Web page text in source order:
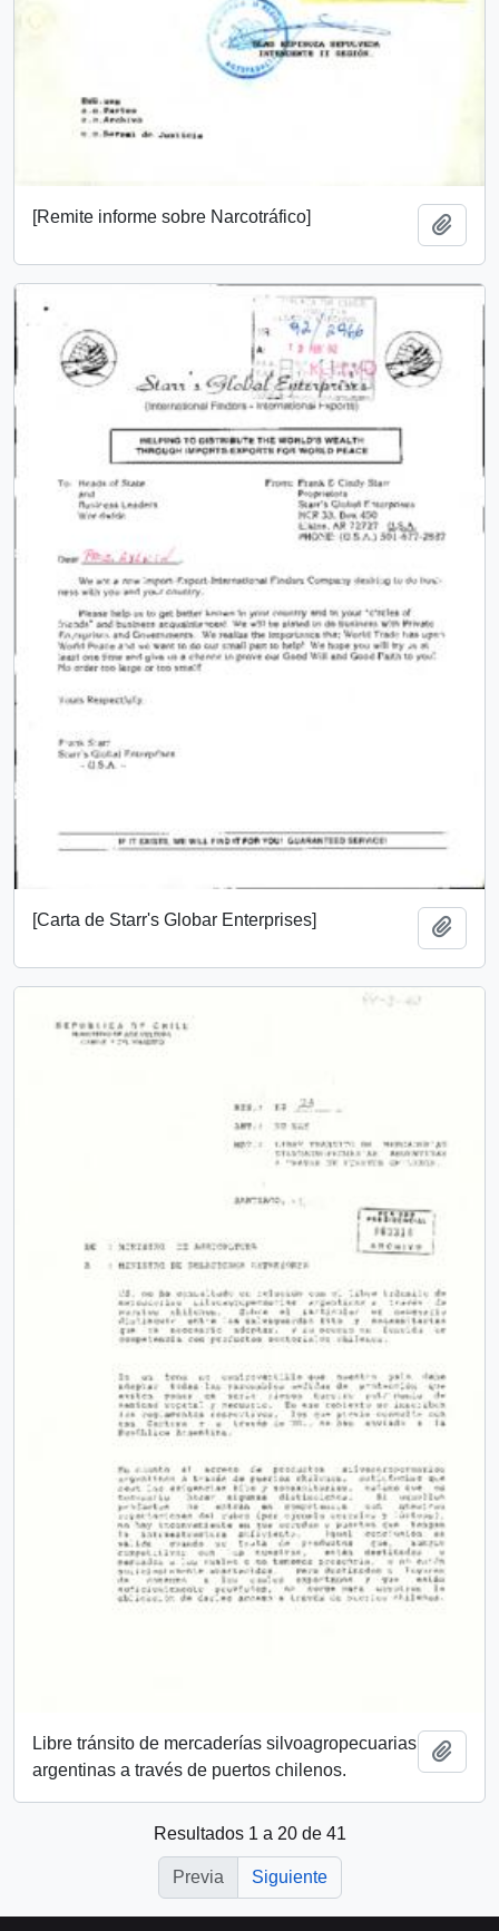
[Remite informe sobre Narcotráfico]
[Carta de Starr's Globar Enterprises]
Libre tránsito de mercaderías silvoagropecuarias
argentinas a través de puertos chilenos.
Resultados 1 a 20 de 41
Previa Siguiente